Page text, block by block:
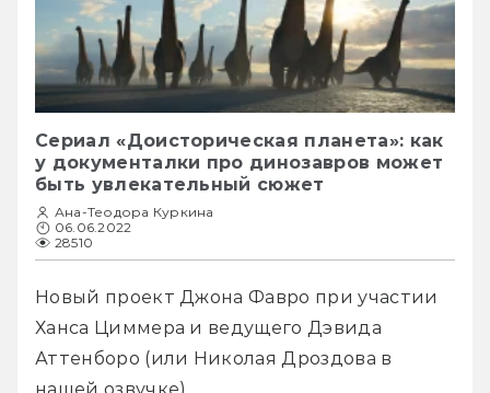
Сериал «Доисторическая планета»: как
у документалки про динозавров может
быть увлекательный сюжет
Ана-Теодора Куркина
06.06.2022
28510
Новый проект Джона Фавро при участии
Ханса Циммера и ведущего Дэвида
Аттенборо (или Николая Дроздова в